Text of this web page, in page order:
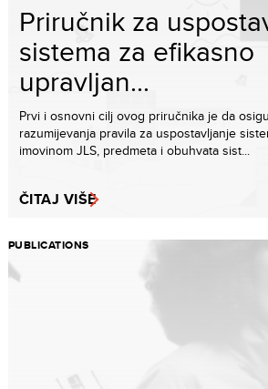
Priručnik za
sistema za efikasno
upravljan...
Prvi i osnovni cilj ovog priručnika je da
razumijevanja pravila za uspostavljanje
imovinom JLS, predmeta i obuhvata sist...
ČITAJ VIŠE
PUBLICATIONS